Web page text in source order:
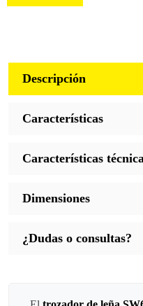
Descripción
Características
Características
Dimensiones
¿Dudas o consultas?